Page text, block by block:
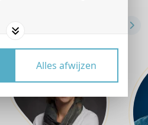
Alles afwijzen